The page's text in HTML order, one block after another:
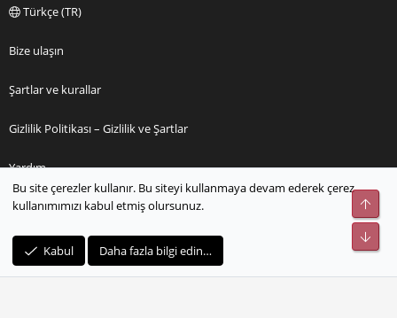
Türkçe (TR)
Bize ulaşın
Şartlar ve kurallar
Gizlilik Politikası – Gizlilik ve Şartlar
Yardım
Ana sayfa
S
S
Bu site çerezler kullanır. Bu siteyi kullanmaya devam ederek çerez
kullanımımızı kabul etmiş olursunuz.
Kabul Daha fazla bilgi edin…